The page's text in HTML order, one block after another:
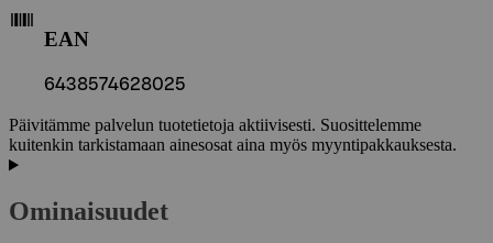
EAN
6438574628025
Päivitämme palvelun tuotetietoja aktiivisesti. Suosittelemme
kuitenkin tarkistamaan ainesosat aina myös myyntipakkauksesta.
Ominaisuudet